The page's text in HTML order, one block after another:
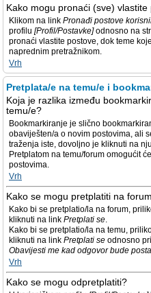
Kako mogu pronaći (sve)
Klikom na link Pronađi postove
profilu [Profil/Postavke]odnosno na
pronaći vlastite postove, dok teme
naprednim pretražnikom.
Vrh
Pretplata/e na temu/e i
Koja je razlika između
temu/e?
Bookmarkiranje je slično
obaviješten/a o novim postovima, ali
traženja iste, dovoljno je kliknuti na
Pretplatom na temu/forum omogućit
postovima.
Vrh
Kako se mogu pretplatiti na
Kako bi se pretplatio/la na forum,
kliknuti na link Pretplati se.
Kako bi se pretplatio/la na temu,
kliknuti na link Pretplati se odnosno
Obavijesti me kad odgovor bude
Vrh
Kako se mogu odpretplatiti?